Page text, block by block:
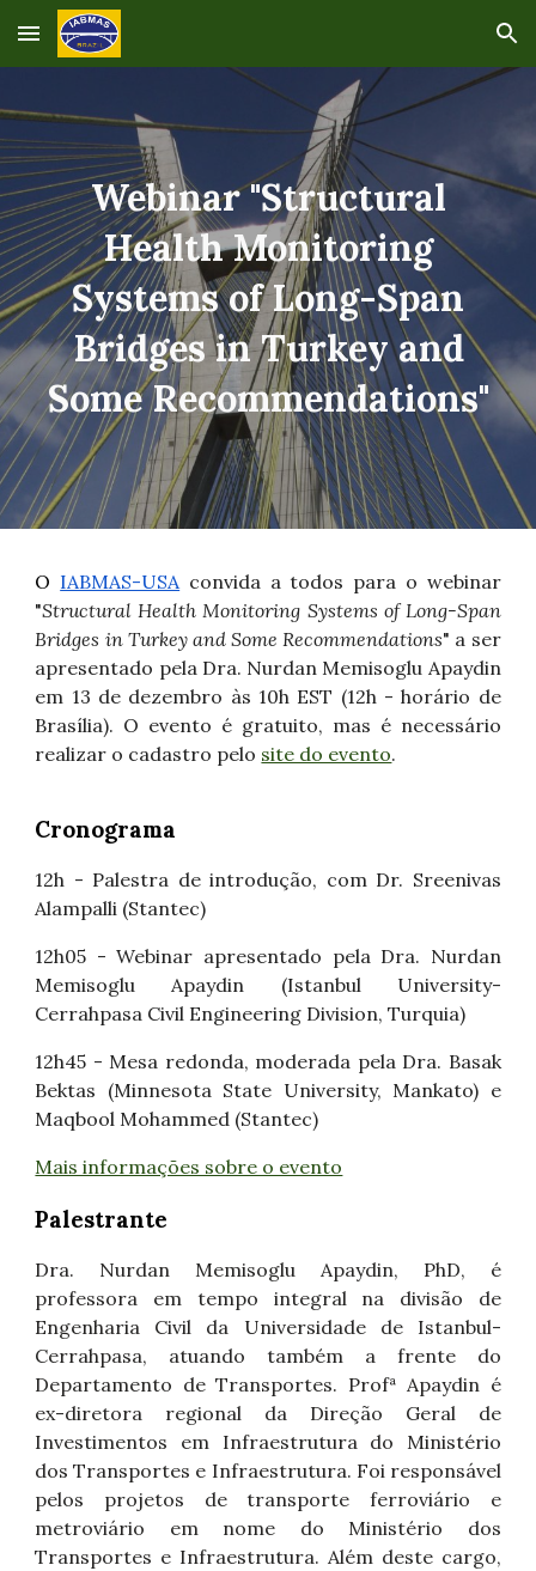
Skip to main content Skip to navigation
Webinar "Structural
Health Monitoring
Systems of Long-Span
Bridges in Turkey and
Some Recommendations"
O IABMAS-USAconvida a todos para o webinar
"Structural Health Monitoring Systems of Long-Span
Bridges in Turkey and Some Recommendations" a ser
apresentado pela Dra. Nurdan Memisoglu Apaydin
em 13 de dezembro às 10h EST (12h - horário de
Brasília). O evento é gratuito, mas é necessário
realizar o cadastro pelo site do evento.
Cronograma
12h - Palestra de introdução, com Dr. Sreenivas
Alampalli (Stantec)
12h05 - Webinar apresentado pela Dra. Nurdan
Memisoglu Apaydin (Istanbul University-
Cerrahpasa Civil Engineering Division, Turquia)
12h45 - Mesa redonda, moderada pela Dra. Basak
Bektas (Minnesota State University, Mankato) e
Maqbool Mohammed (Stantec)
Mais informações sobre o evento
Palestrante
Dra. Nurdan Memisoglu Apaydin, PhD, é
professora em tempo integral na divisão de
Engenharia Civil da Universidade de Istanbul-
Cerrahpasa, atuando também a frente do
Departamento de Transportes. Profª Apaydin é
ex-diretora regional da Direção Geral de
Investimentos em Infraestrutura do Ministério
dos Transportes e Infraestrutura. Foi responsável
pelos projetos de transporte ferroviário e
metroviário em nome do Ministério dos
Transportes e Infraestrutura. Além deste cargo,